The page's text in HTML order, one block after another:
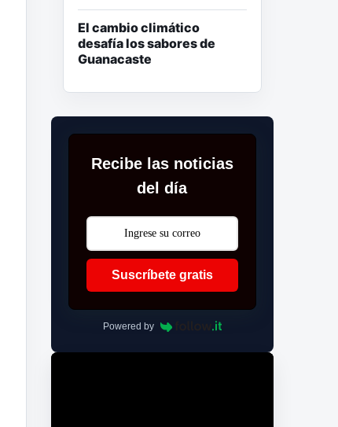
El cambio climático
desafía los sabores de
Guanacaste
Recibe las noticias
del día
Suscríbete gratis
Powered by